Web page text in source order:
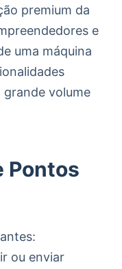
premium da
e
uma máquina
grande volume
Pontos
ou enviar